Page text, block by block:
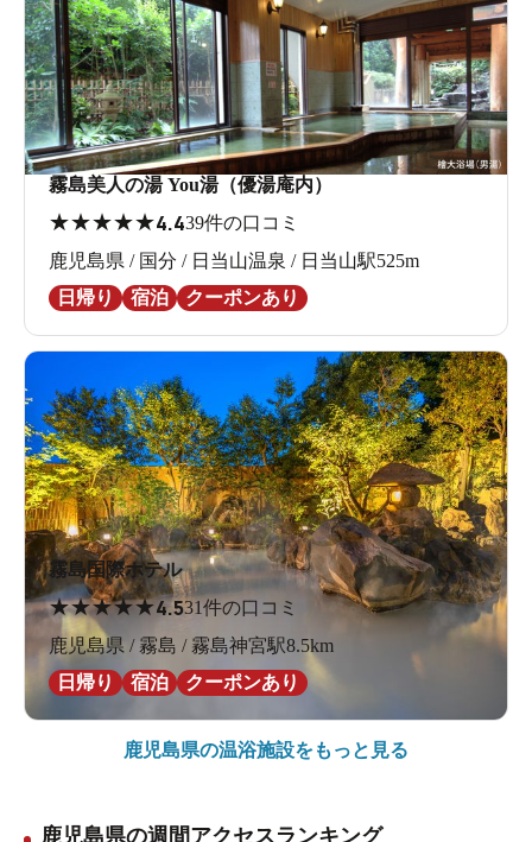
霧島美人の湯 You湯（優湯庵内）
★★★★★4.439件の口コミ
鹿児島県 / 国分 / 日当山温泉 / 日当山駅525m
日帰り
宿泊 クーポンあり
霧島国際ホテル
★★★★★4.531件の口コミ
鹿児島県 / 霧島 / 霧島神宮駅8.5km
日帰り
宿泊 クーポンあり
鹿児島県の温浴施設をもっと見る
鹿児島県の週間アクセスランキング